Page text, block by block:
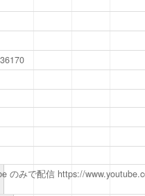
のみで配信 https://